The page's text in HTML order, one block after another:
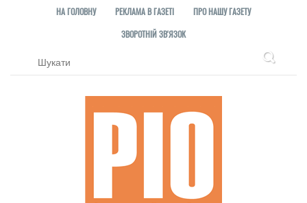
НА ГОЛОВНУ РЕКЛАМА В ГАЗЕТІ
ПРО НАШУ ГАЗЕТУ
ЗВОРОТНІЙ ЗВ'ЯЗОК